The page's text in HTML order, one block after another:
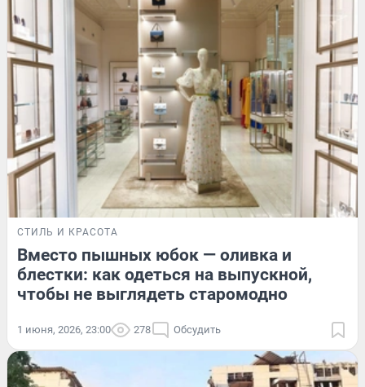
СТИЛЬ И КРАСОТА
Вместо пышных юбок — оливка и
блестки: как одеться на выпускной,
чтобы не выглядеть старомодно
1 июня, 2026, 23:00 278 Обсудить